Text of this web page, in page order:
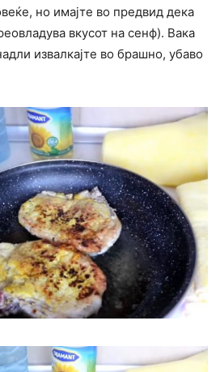
но имајте во предвид дека
вкусот на сенф). Вака
извалкајте во брашно, убаво